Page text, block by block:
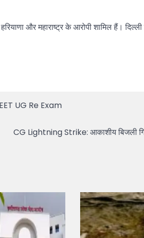
और महाराष्ट्र के आरोपी शामिल हैं।
UG Re Exam
CG Lightning Strike: आकाशीय बिजली